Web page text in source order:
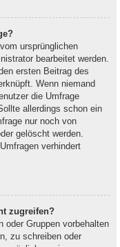
ursprünglichen
bearbeitet werden.
ersten Beitrag des
Wenn niemand
die Umfrage
allerdings schon ein
nur noch von
gelöscht werden.
verhindert
zugreifen?
oder Gruppen vorbehalten
zu schreiben oder